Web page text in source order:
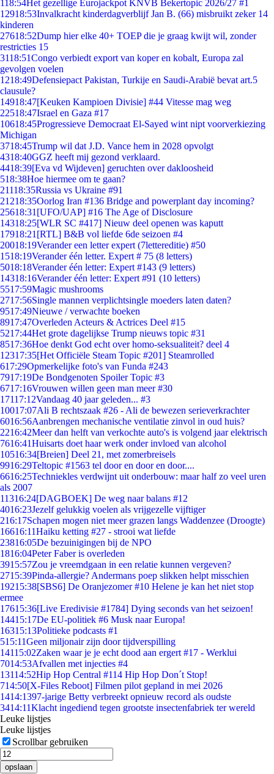
118:54Het gezellige Eurojackpot KNVB Bekertopic 2026/27 #1
12918:53Invalkracht kinderdagverblijf Jan B. (66) misbruikt zeker 14
kinderen
27618:52Dump hier elke 40+ TOEP die je graag kwijt wil, zonder
restricties 15
3118:51Congo verbiedt export van koper en kobalt, Europa zal
gevolgen voelen
1218:49Defensiepact Pakistan, Turkije en Saudi-Arabië bevat art.5
clausule?
14918:47[Keuken Kampioen Divisie] #44 Vitesse mag weg
22518:47Israel en Gaza #17
10618:45Progressieve Democraat El-Sayed wint nipt voorverkiezing
Michigan
3718:45Trump wil dat J.D. Vance hem in 2028 opvolgt
4318:40GGZ heeft mij gezond verklaard.
4418:39[Eva vd Wijdeven] geruchten over dakloosheid
518:38Hoe hiermee om te gaan?
21118:35Russia vs Ukraine #91
21218:35Oorlog Iran #136 Bridge and powerplant day incoming?
25618:31 [UFO/UAP] #16 The Age of Disclosure
14318:25[WLR SC #417] Nieuw deel openen was kaputt
17918:21 [RTL] B&B vol liefde 6de seizoen #4
20018:19Verander een letter expert (7lettereditie) #50
1518:19Verander één letter. Expert # 75 (8 letters)
5018:18Verander één letter: Expert #143 (9 letters)
14318:16Verander één letter: Expert #91 (10 letters)
5517:59Magic mushrooms
2717:56Single mannen verplichtsingle moeders laten daten?
9517:49Nieuwe / verwachte boeken
8917:47Overleden Acteurs & Actrices Deel #15
5217:44Het grote dagelijkse Trump nieuws topic #31
8517:36Hoe denkt God echt over homo-seksualiteit? deel 4
12317:35[Het Officiële Steam Topic #201] Steamrolled
617:29Opmerkelijke foto's van Funda #243
7917:19De Bondgenoten Spoiler Topic #3
6717:16Vrouwen willen geen man meer #30
17117:12Vandaag 40 jaar geleden... #3
10017:07Ali B rechtszaak #26 - Ali de bewezen serieverkrachter
6016:56Aanbrengen mechanische ventilatie zinvol in oud huis?
2216:42Meer dan helft van verkochte auto's is volgend jaar elektrisch
7616:41Huisarts doet haar werk onder invloed van alcohol
10516:34[Breien] Deel 21, met zomerbreisels
9916:29Teltopic #1563 tel door en door en door....
6616:25Techniekles verdwijnt uit onderbouw: maar half zo veel uren
als 2007
11316:24[DAGBOEK] De weg naar balans #12
4016:23Jezelf gelukkig voelen als vrijgezelle vijftiger
216:17Schapen mogen niet meer grazen langs Waddenzee (Droogte)
16616:11Haiku ketting #27 - strooi wat liefde
23816:05De bezuinigingen bij de NPO
1816:04Peter Faber is overleden
3915:57Zou je vreemdgaan in een relatie kunnen vergeven?
2715:39Pinda-allergie? Andermans poep slikken helpt misschien
19215:38[SBS6] De Oranjezomer #10 Helene je kan het niet stop
ermee
17615:36[Live Eredivisie #1784] Dying seconds van het seizoen!
14415:17De EU-politiek #6 Musk naar Europa!
16315:13Politieke podcasts #1
515:11Geen miljonair zijn door tijdverspilling
14115:02Zaken waar je je echt dood aan ergert #17 - Werklui
7014:53Afvallen met injecties #4
13114:52Hip Hop Central #114 Hip Hop Don´t Stop!
714:50[X-Files Reboot] Filmen pilot gepland in mei 2026
1414:1397-jarige Betty verbreekt opnieuw record als oudste
3414:11Klacht ingediend tegen grootste insectenfabriek ter wereld
Leuke lijstjes
Leuke lijstjes
Scrollbar gebruiken
opslaan